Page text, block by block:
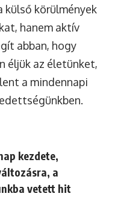
külső körülmények
hanem aktív
abban, hogy
éljük az életünket,
a mindennapi
kezdete,
a
vetett hit